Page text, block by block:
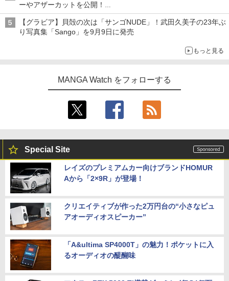
ーやアザーカットを公開！
タイトルは「offcourt（オフコート）」に決定
【グラビア】貝殻の次は「サンゴNUDE」！武田久美子の23年ぶ
り写真集「Sango」を9月9日に発売
もっと見る
MANGA Watch をフォローする
Special Site
レイズのプレミアムカー向けブランドHOMUR
Aから「2×9R」が登場！
クリエイティブが作った2万円台の“小さなピュ
アオーディオスピーカー”
「A&ultima SP4000T」の魅力！ポケットに入
るオーディオの醍醐味